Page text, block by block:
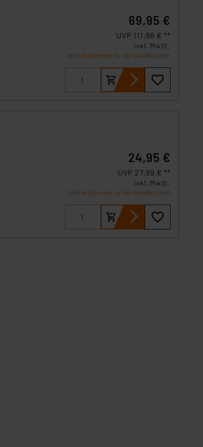
69,95 €
UVP 111,96 € **
inkl. MwSt.
Informationen zu Versandkosten
24,95 €
UVP 27,99 € **
inkl. MwSt.
Informationen zu Versandkosten